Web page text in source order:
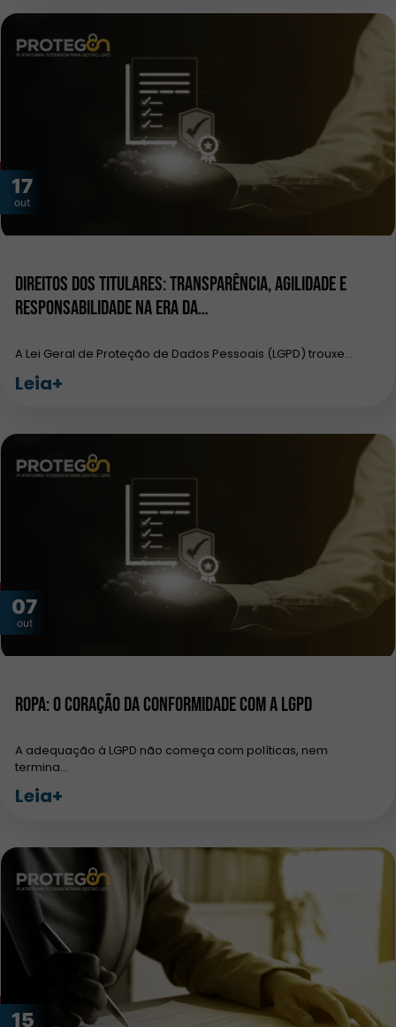
17
out
Direitos dos Titulares: Transparência, Agilidade e
Responsabilidade na Era da…
A Lei Geral de Proteção de Dados Pessoais (LGPD) trouxe…
Leia+
07
out
ROPA: O Coração da Conformidade com a LGPD
A adequação à LGPD não começa com políticas, nem
termina…
Leia+
15